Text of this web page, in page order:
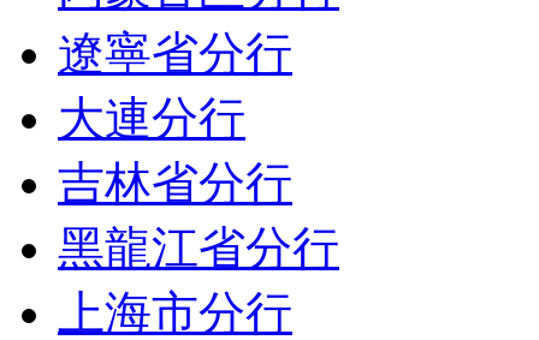
遼寧省分行
大連分行
吉林省分行
黑龍江省分行
上海市分行